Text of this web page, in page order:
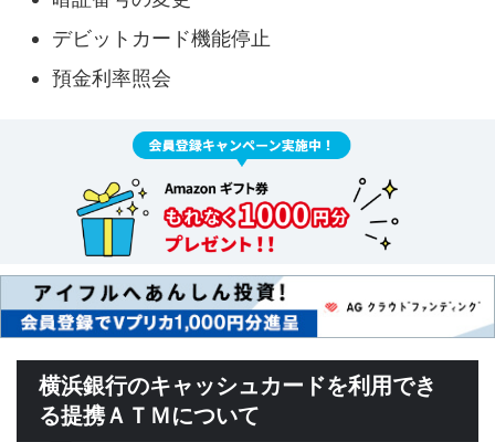
デビットカード機能停止
預金利率照会
横浜銀行のキャッシュカードを利用でき
る提携ＡＴＭについて